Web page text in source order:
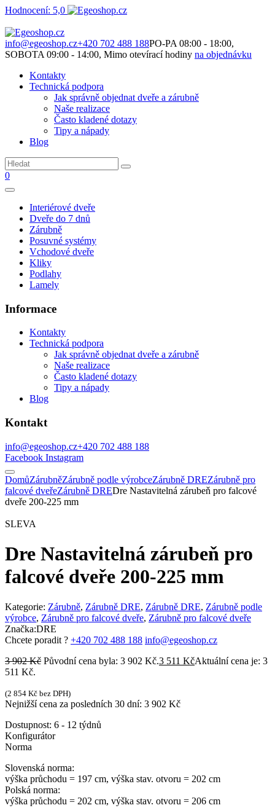
Hodnocení: 5,0
info@egeoshop.cz+420 702 488 188PO-PA 08:00 - 18:00,
SOBOTA 09:00 - 14:00, Mimo otevírací hodiny na objednávku
Kontakty
Technická podpora
Jak správně objednat dveře a zárubně
Naše realizace
Často kladené dotazy
Tipy a nápady
Blog
0
Interiérové dveře
Dveře do 7 dnů
Zárubně
Posuvné systémy
Vchodové dveře
Kliky
Podlahy
Lamely
Informace
Kontakty
Technická podpora
Jak správně objednat dveře a zárubně
Naše realizace
Často kladené dotazy
Tipy a nápady
Blog
Kontakt
info@egeoshop.cz+420 702 488 188
Facebook Instagram
DomůZárubněZárubně podle výrobceZárubně DREZárubně pro
falcové dveřeZárubně DREDre Nastavitelná zárubeň pro falcové
dveře 200-225 mm
SLEVA
Dre Nastavitelná zárubeň pro
falcové dveře 200-225 mm
Kategorie: Zárubně, Zárubně DRE, Zárubně DRE, Zárubně podle
výrobce, Zárubně pro falcové dveře, Zárubně pro falcové dveře
Značka:DRE
Chcete poradit ? +420 702 488 188 info@egeoshop.cz
3 902Kč Původní cena byla: 3 902 Kč.3 511 KčAktuální cena je: 3
511 Kč.
(2 854 Kč bez DPH)
Nejnižší cena za posledních 30 dní: 3 902 Kč
Dostupnost: 6 - 12 týdnů
Konfigurátor
Norma
Slovenská norma:
výška průchodu = 197 cm, výška stav. otvoru = 202 cm
Polská norma:
výška průchodu = 202 cm, výška stav. otvoru = 206 cm